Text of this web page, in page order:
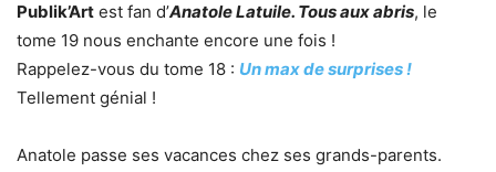
Publik’Art est fan d’Anatole Latuile. Tous aux abris, le
tome 19 nous enchante encore une fois !
Rappelez-vous du tome 18 : Un max de surprises !
Tellement génial !
Anatole passe ses vacances chez ses grands-parents.